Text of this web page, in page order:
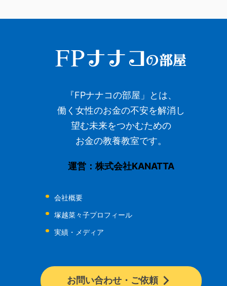
『FPナナコの部屋」とは、
働く女性のお金の不安を解消し
望む未来をつかむための
お金の教養教室です。
運営：株式会社KANATTA
会社概要
塚越菜々子プロフィール
実績・メディア
お問い合わせ・ご依頼